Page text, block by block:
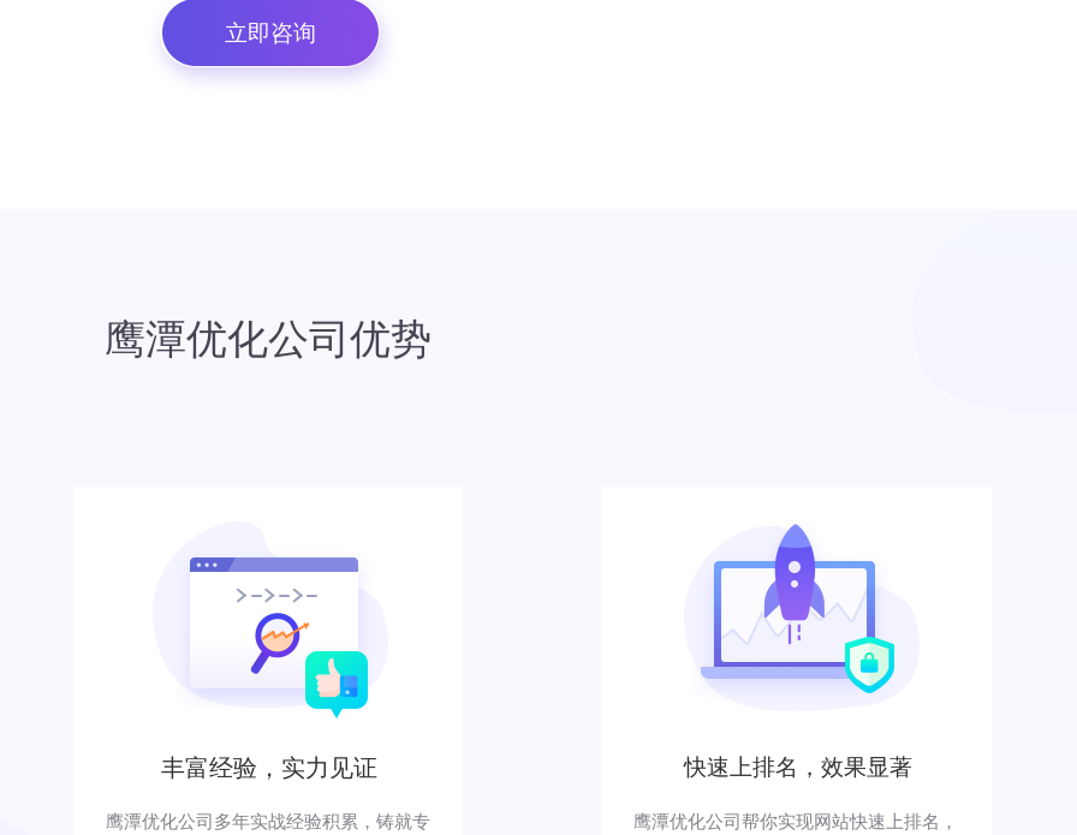
立即咨询
鹰潭优化公司优势
丰富经验，实力见证
鹰潭优化公司多年实战经验积累，铸就专
快速上排名，效果显著
鹰潭优化公司帮你实现网站快速上排名，